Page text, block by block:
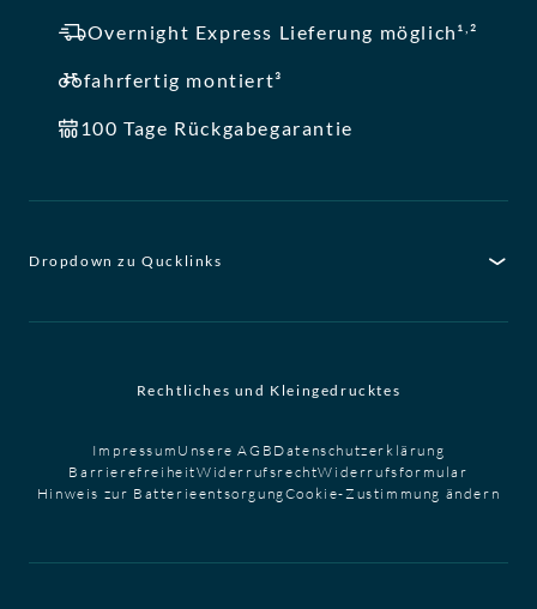
Overnight Express Lieferung möglich¹ ,²
fahrfertig montiert³
100 Tage Rückgabegarantie
Dropdown zu Qucklinks
Rechtliches und Kleingedrucktes
Impressum Unsere AGB Datenschutzerklärung
BarrierefreiheitWiderrufsrechtWiderrufsformular
Hinweis zur BatterieentsorgungCookie-Zustimmung ändern